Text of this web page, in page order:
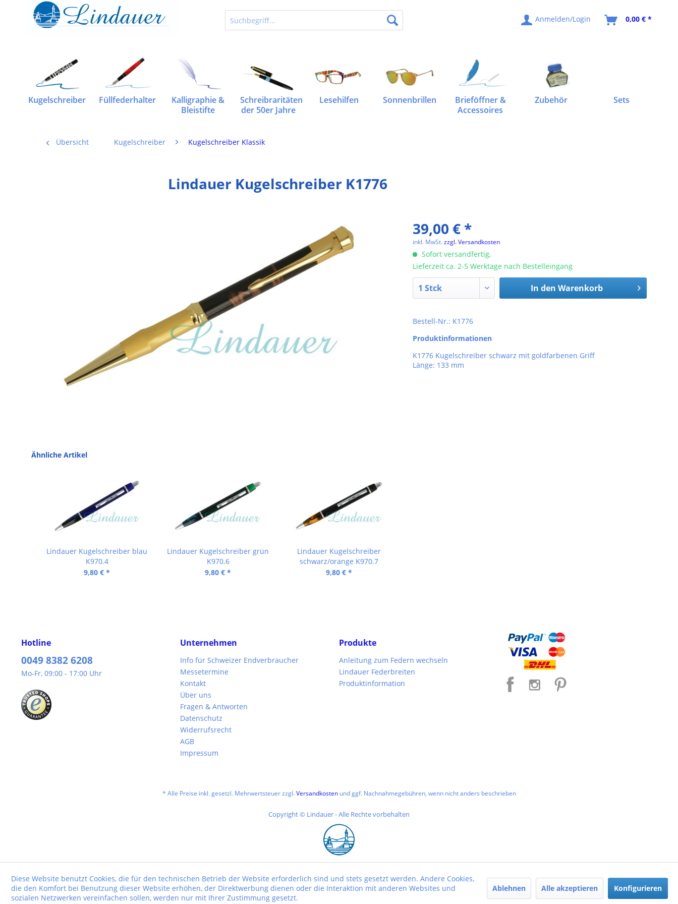
Anmelden/Login 0,00 € *
Kugelschreiber Füllfederhalter
Kalligraphie &
Bleistifte
Schreibraritäten
der 50er Jahre
Lesehilfen Sonnenbrillen
Brieföffner &
Accessoires
Zubehör Sets
Übersicht Kugelschreiber Kugelschreiber Klassik
Lindauer Kugelschreiber K1776
39,00 € *
inkl. MwSt.zzgl. Versandkosten
Sofort versandfertig,
Lieferzeit ca. 2-5 Werktage nach Bestelleingang
In den Warenkorb
Bestell-Nr.: K1776
Produktinformationen
K1776 Kugelschreiber schwarz mit goldfarbenen Griff
Länge: 133 mm
Ähnliche Artikel
Lindauer Kugelschreiber blau
K970.4
9,80 € *
Lindauer Kugelschreiber grün
K970.6
9,80 € *
Lindauer Kugelschreiber
schwarz/orange K970.7
9,80 € *
Hotline
0049 8382 6208
Mo-Fr, 09:00 - 17:00 Uhr
Unternehmen
Info für Schweizer Endverbraucher
Messetermine
Kontakt
Über uns
Fragen & Antworten
Datenschutz
Widerrufsrecht
AGB
Impressum
Produkte
Anleitung zum Federn wechseln
Lindauer Federbreiten
Produktinformation
* Alle Preise inkl. gesetzl. Mehrwertsteuer zzgl.Versandkostenund ggf. Nachnahmegebühren, wenn nicht anders beschrieben
Copyright © Lindauer - Alle Rechte vorbehalten
Diese Website benutzt Cookies, die für den technischen Betrieb der Website erforderlich sind und stets gesetzt werden. Andere Cookies,
die den Komfort bei Benutzung dieser Website erhöhen, der Direktwerbung dienen oder die Interaktion mit anderen Websites und
sozialen Netzwerken vereinfachen sollen, werden nur mit Ihrer Zustimmung gesetzt.
Ablehnen Alle akzeptieren Konfigurieren